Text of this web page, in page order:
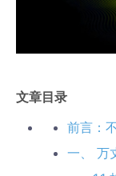
文章目录
前言：
一、 万